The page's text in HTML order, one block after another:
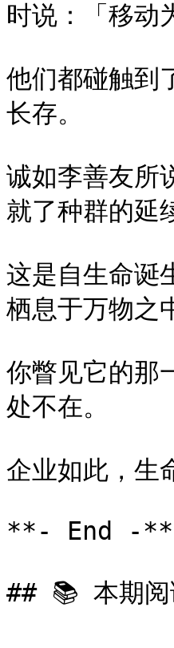
时说：「移动
他们都碰触到
长存。
诚如李善友所
就了种群的延
这是自生命诞
栖息于万物之
你瞥见它的那
处不在。
企业如此，生
**- End -**
## 📚 本期阅